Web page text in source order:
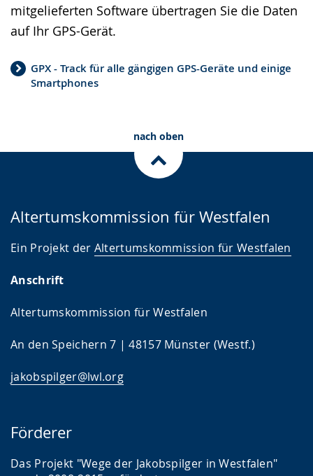
mitgelieferten Software übertragen Sie die Daten
auf Ihr GPS-Gerät.
GPX - Track für alle gängigen GPS-Geräte und einige
Smartphones
nach oben
Altertumskommission für Westfalen
Ein Projekt der Altertumskommission für Westfalen
Anschrift
Altertumskommission für Westfalen
An den Speichern 7 | 48157 Münster (Westf.)
jakobspilger@lwl.org
Förderer
Das Projekt "Wege der Jakobspilger in Westfalen"